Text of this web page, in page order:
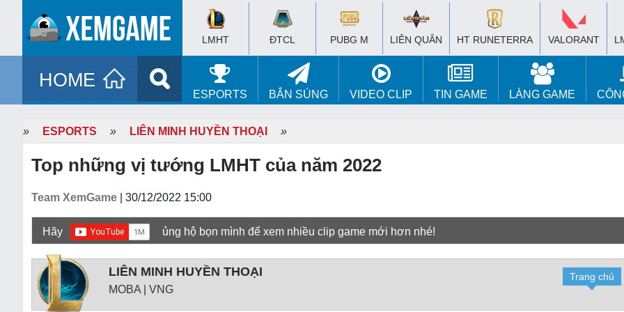
LMHT ĐTCL PUBG M LIÊN QUÂN HT RUNETERRA VALORANT
HOME
ESPORTS BẮN SÚNG VIDEO CLIP TIN GAME LÀNG GAME
» ESPORTS » LIÊN MINH HUYỀN THOẠI »
Top những vị tướng LMHT của năm 2022
Team XemGame | 30/12/2022 15:00
Hãy ủng hộ bọn mình để xem nhiều clip game mới hơn nhé!
LIÊN MINH HUYỀN THOẠI
MOBA | VNG
Trang chủ